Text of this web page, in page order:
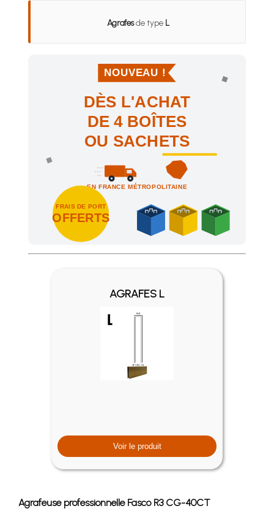
Agrafesde type L
NOUVEAU !
DÈS L'ACHAT
DE 4 BOÎTES
OU SACHETS
EN FRANCE MÉTROPOLITAINE
FRAIS DE PORT
OFFERTS
Achetez 4 sachets ou boîtes d'agrafes ou de pointes et
AGRAFES L
Voir le produit
Agrafeuse professionnelle Fasco R3 CG-40CT